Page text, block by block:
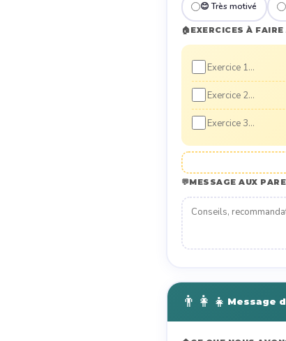
😊 Très motivé
🏠EXERCICES À
💬MESSAGE AUX
👨‍👩‍👧 Message